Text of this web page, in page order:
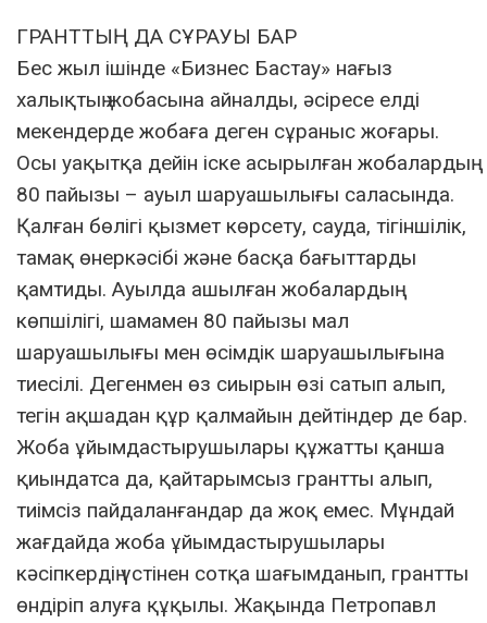
ГРАНТТЫҢ ДА СҰРАУЫ БАР
Бес жыл ішінде «Бизнес Бастау» нағыз
халықтың жобасына айналды, әсіресе елді
мекендерде жобаға деген сұраныс жоғары.
Осы уақытқа дейін іске асырылған жобалардың
80 пайызы – ауыл шаруашылығы саласында.
Қалған бөлігі қызмет көрсету, сауда, тігіншілік,
тамақ өнеркәсібі және басқа бағыттарды
қамтиды. Ауылда ашылған жобалардың
көпшілігі, шамамен 80 пайызы мал
шаруашылығы мен өсімдік шаруашылығына
тиесілі. Дегенмен өз сиырын өзі сатып алып,
тегін ақшадан құр қалмайын дейтіндер де бар.
Жоба ұйымдастырушылары құжатты қанша
қиындатса да, қайтарымсыз грантты алып,
тиімсіз пайдаланғандар да жоқ емес. Мұндай
жағдайда жоба ұйымдастырушылары
кәсіпкердің үстінен сотқа шағымданып, грантты
өндіріп алуға құқылы. Жақында Петропавл